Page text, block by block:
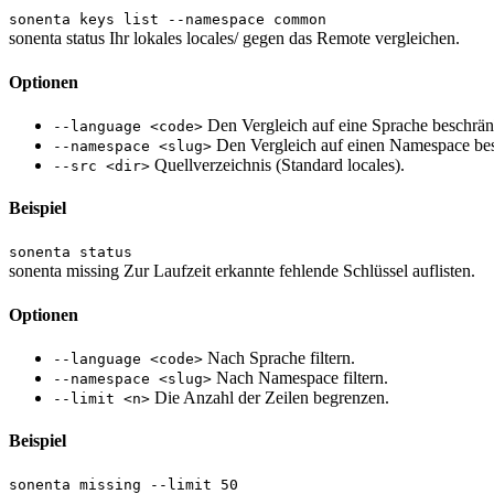
sonenta keys list --namespace common
sonenta status Ihr lokales locales/ gegen das Remote vergleichen.
Optionen
--language <code> Den Vergleich auf eine Sprache
--namespace <slug> Den Vergleich auf einen Namespace
--src <dir> Quellverzeichnis (Standard locales).
Beispiel
sonenta status
sonenta missing Zur Laufzeit erkannte fehlende Schlüssel auflisten.
Optionen
--language <code> Nach Sprache filtern.
--namespace <slug> Nach Namespace filtern.
--limit <n> Die Anzahl der Zeilen begrenzen.
Beispiel
sonenta missing --limit 50